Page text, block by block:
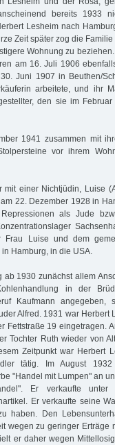
bereits 1933
Lesheim nach
Zeit später zog die
Wohnung zu
am 16. Juli 1906
Juni 1907 in Beuthen/
arbeitete, und ihr
den sie im
1941 zusammen mit
vor ihrem
mit einer Nichtjüdin, Luise
22. Dezember 1928 in
als Jude
Frau Luise und dem
Hamburg, in die USA.
1930 zunächst allem
in der
Kaufmann angegeben,
Alfred. 1931 war Herbert
Fettstraße 19 eingetragen.
Tochter Ruth wieder von
Zeitpunkt war Herbert
tätig. Im August
"Handel mit Lumpen" an
Er verkaufte unter
Er verkaufte seine
haben. Den
wegen zu geringer Erträge
er daher wegen